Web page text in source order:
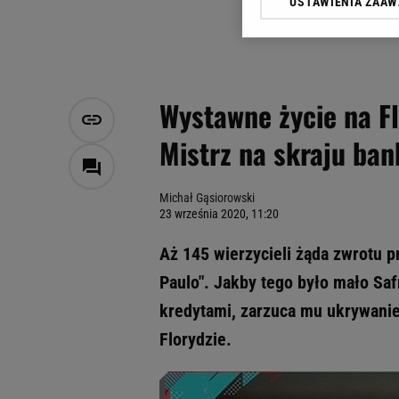
Wystawne życie na
Mistrz na skraju
Michał Gąsiorowski
23 września 2020, 11:20
Aż 145 wierzycieli żąda zwrotu
Paulo". Jakby tego było mało
kredytami, zarzuca mu
Florydzie.
Klikając „Akceptuję”
Zaufanych Partnerów i
My, nasi Zaufani
Użycie dokładnych
Przechowywanie